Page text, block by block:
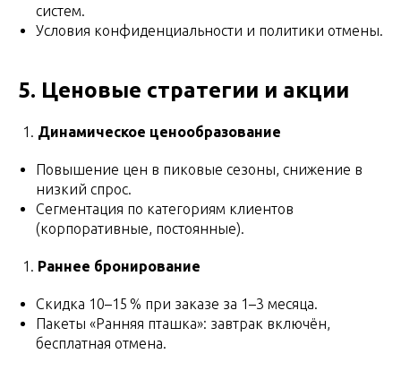
систем.
Условия конфиденциальности и политики отмены.
5. Ценовые стратегии и акции
Динамическое ценообразование
Повышение цен в пиковые сезоны, снижение в
низкий спрос.
Сегментация по категориям клиентов
(корпоративные, постоянные).
Раннее бронирование
Скидка 10–15 % при заказе за 1–3 месяца.
Пакеты «Ранняя пташка»: завтрак включён,
бесплатная отмена.